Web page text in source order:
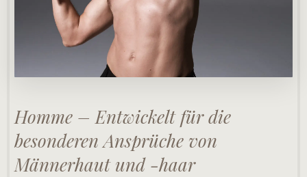
Homme – Entwickelt für die
besonderen Ansprüche von
Männerhaut und -haar